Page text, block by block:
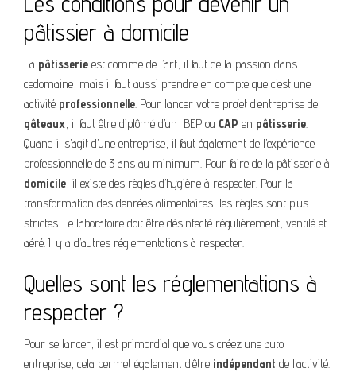
pâtissier à domicile
La pâtisserie est comme de l’art, il faut de la passion dans
cedomaine, mais il faut aussi prendre en compte que c’est une
activité professionnelle. Pour lancer votre projet d’entreprise de
gâteaux, il faut être diplômé d’un BEP ou CAP en pâtisserie.
Quand il s’agit d’une entreprise, il faut également de l’expérience
professionnelle de 3 ans au minimum. Pour faire de la pâtisserie à
domicile, il existe des règles d’hygiène à respecter. Pour la
transformation des denrées alimentaires, les règles sont plus
strictes. Le laboratoire doit être désinfecté régulièrement, ventilé et
aéré. Il y a d’autres réglementations à respecter.
Quelles sont les réglementations à
respecter ?
Pour se lancer, il est primordial que vous créez une auto-
entreprise, cela permet également d’être indépendant de l’activité.